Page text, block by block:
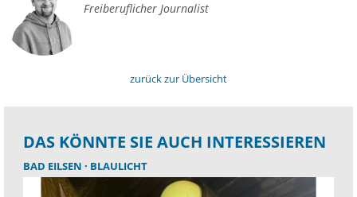
Freiberuflicher Journalist
zurück zur Übersicht
DAS KÖNNTE SIE AUCH INTERESSIEREN
BAD EILSEN BLAULICHT